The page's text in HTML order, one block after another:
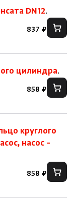
DN12.
837 ₽
цилиндра.
858 ₽
круглого
насос –
858 ₽